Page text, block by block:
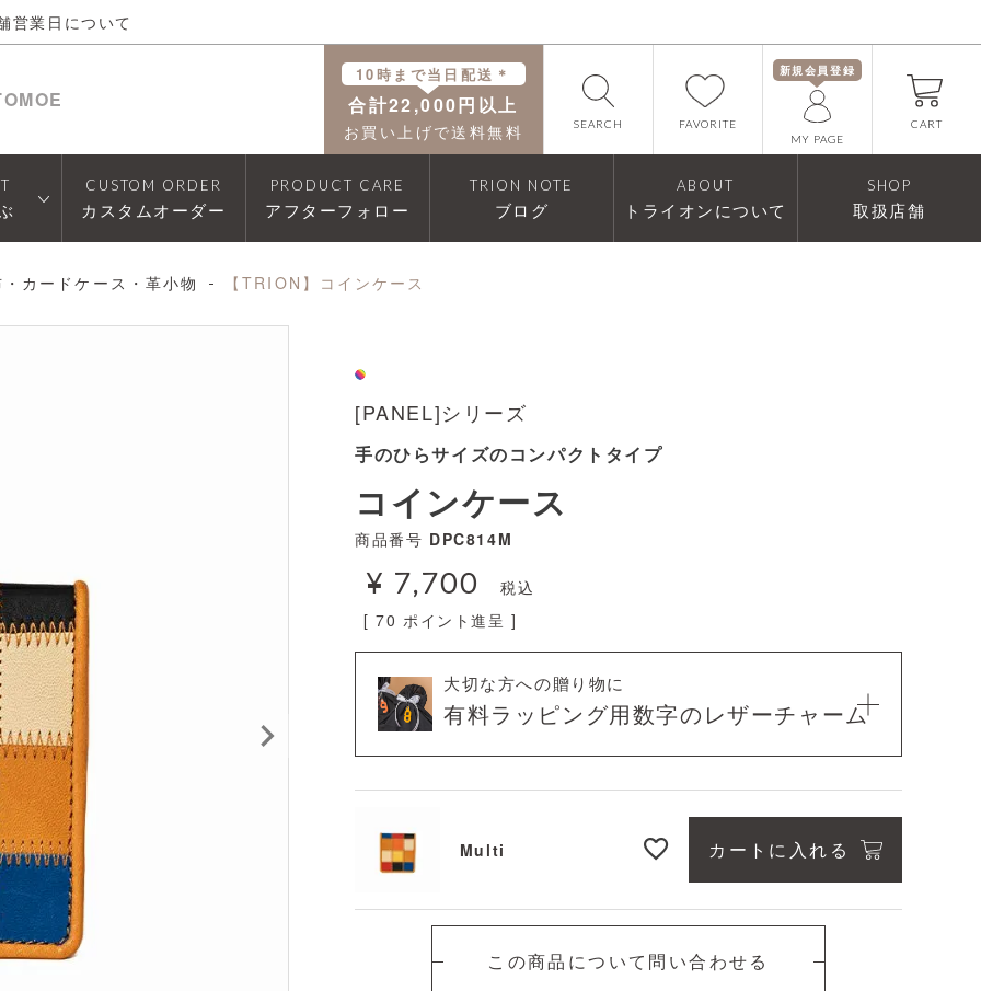
営業日について
10時まで当日配送＊
合計22,000円以上
お買い上げで送料無料 SEARCH FAVORITE
新規会員登録
MY PAGE
CART
CUSTOM ORDER
カスタムオーダー
PRODUCT CARE
アフターフォロー
TRION NOTE
ブログ
ABOUT
トライオンについて
SHOP
取扱店舗
カードケース・革小物 【TRION】コインケース
[PANEL]シリーズ
手のひらサイズのコンパクトタイプ
コインケース
商品番号 DPC814M
¥ 7,700
税込
[ 70 ポイント進呈 ]
大切な方への贈り物に
有料ラッピング用数字のレザーチャーム
Multi カートに入れる
この商品について問い合わせる